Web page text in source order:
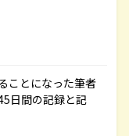
ことになった筆者
日間の記録と記